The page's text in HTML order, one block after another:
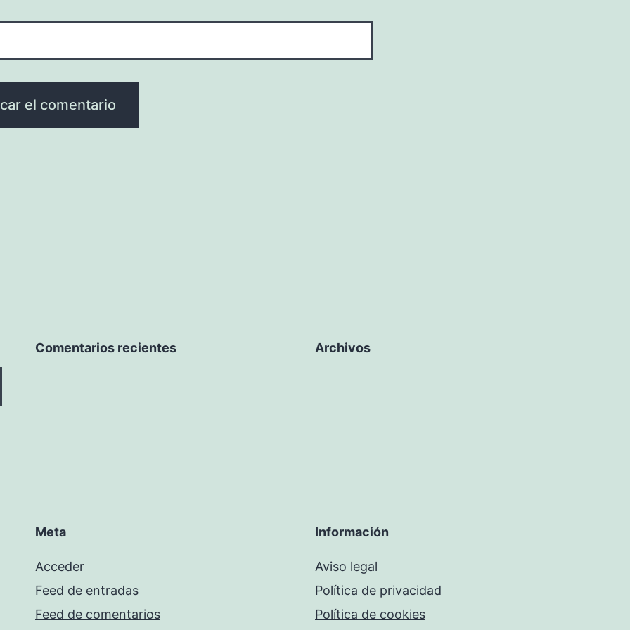
Comentarios recientes Archivos
Meta
Acceder
Feed de entradas
Feed de comentarios
Información
Aviso legal
Política de privacidad
Política de cookies